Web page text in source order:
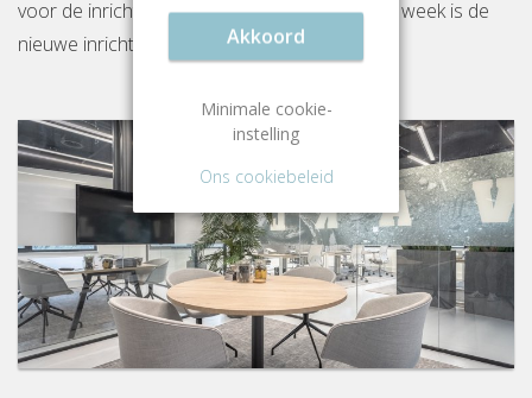
voor de inrichting van jouw kantoor. Binnen 1 week is de
nieuwe inrichting gereed op locatie.
Akkoord
Minimale cookie-
instelling
Ons cookiebeleid